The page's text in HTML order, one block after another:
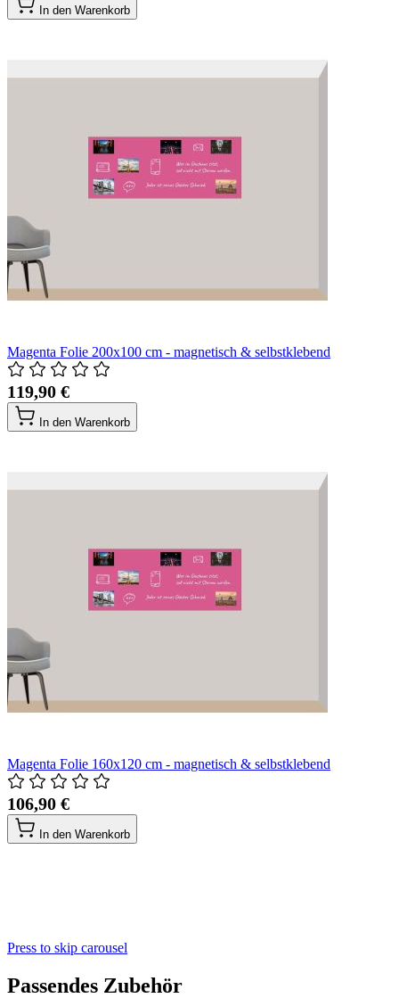
In den Warenkorb
Magenta Folie 200x100 cm - magnetisch & selbstklebend
119,90 €
In den Warenkorb
Magenta Folie 160x120 cm - magnetisch & selbstklebend
106,90 €
In den Warenkorb
Press to skip carousel
Passendes Zubehör